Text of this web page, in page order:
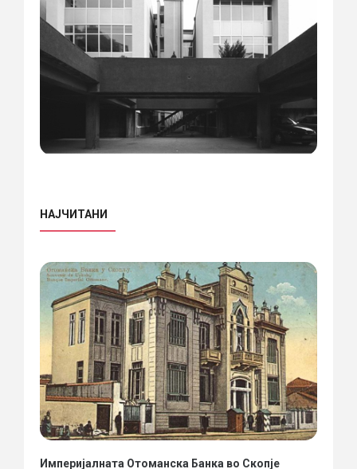
НАЈЧИТАНИ
Империјалната Отоманска Банка во Скопје